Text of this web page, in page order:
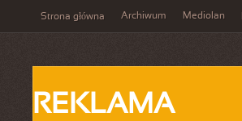
Strona główna Archiwum Mediolan
REKLAMA